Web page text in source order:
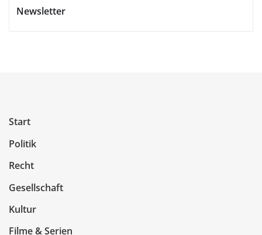
Newsletter
Start
Politik
Recht
Gesellschaft
Kultur
Filme & Serien